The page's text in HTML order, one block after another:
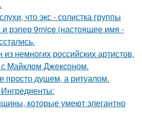
что экс - солистка группы
рэпер 9mice (настоящее имя -
немногих российских артистов,
с Майклом Джексоном.
просто душем, а ритуалом.
которые умеют элегантно